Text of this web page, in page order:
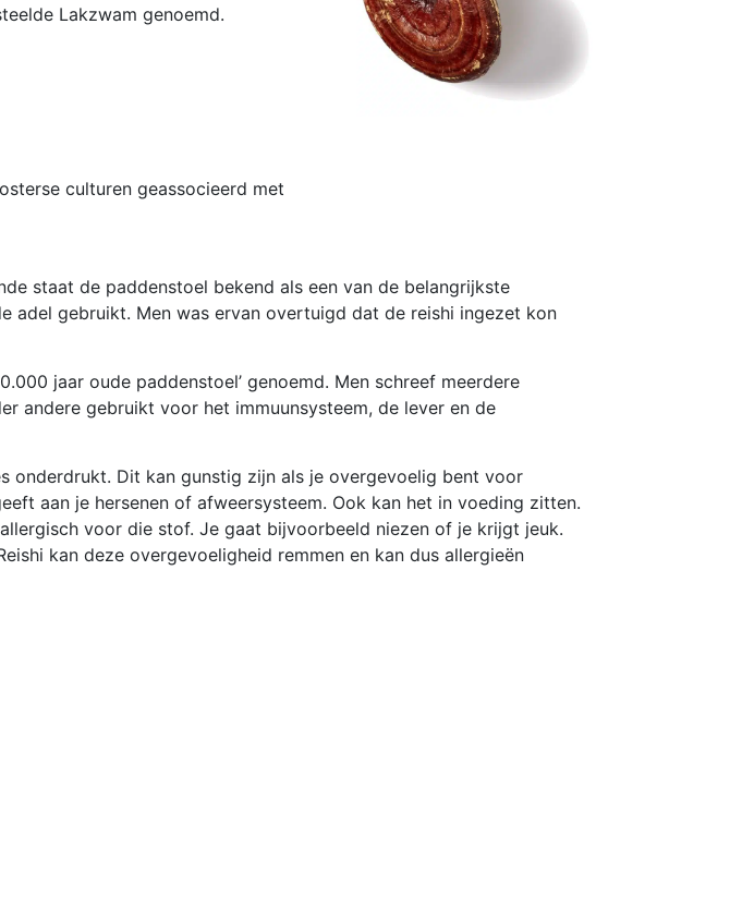
Lakzwam genoemd.
culturen geassocieerd met
staat de paddenstoel bekend als een van de belangrijkste
adel gebruikt. Men was ervan overtuigd dat de reishi ingezet kon
jaar oude paddenstoel’ genoemd. Men schreef meerdere
andere gebruikt voor het immuunsysteem, de lever en de
onderdrukt. Dit kan gunstig zijn als je overgevoelig bent voor
aan je hersenen of afweersysteem. Ook kan het in voeding zitten.
allergisch voor die stof. Je gaat bijvoorbeeld niezen of je krijgt jeuk.
kan deze overgevoeligheid remmen en kan dus allergieën